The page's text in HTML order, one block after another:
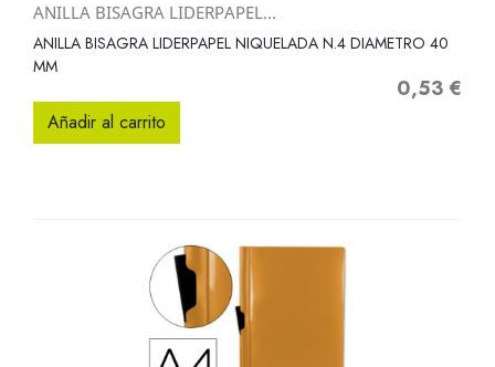
ANILLA BISAGRA LIDERPAPEL...
ANILLA BISAGRA LIDERPAPEL NIQUELADA N.4 DIAMETRO 40
MM
Precio
0,53 €
Añadir al carrito